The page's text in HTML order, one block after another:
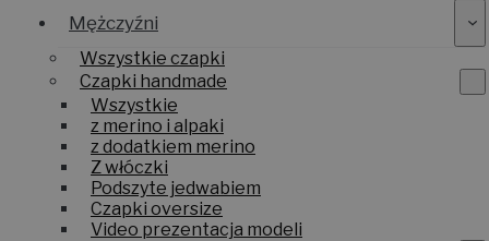
Mężczyźni
Wszystkie czapki
Czapki handmade
Wszystkie
z merino i alpaki
z dodatkiem merino
Z włóczki
Podszyte jedwabiem
Czapki oversize
Video prezentacja modeli